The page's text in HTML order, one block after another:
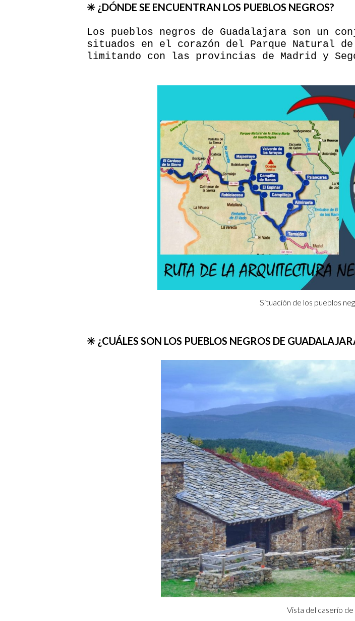
✳ ¿DÓNDE SE ENCUENTRAN LOS PUEBLOS NEGROS?
Los pueblos negros de Guadalajara son un
situados en el corazón del Parque Natural
limitando con las provincias de Madrid y
Situación de los pueblos
✳ ¿CUÁLES SON LOS PUEBLOS NEGROS DE
Vista del caserío